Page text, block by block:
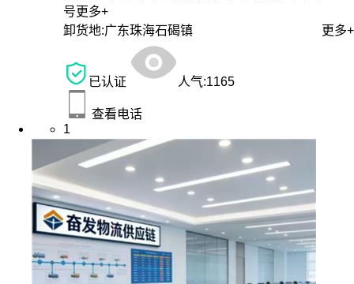
号更多+
卸货地:广东珠海石碣镇 更多+
已认证 人气:1165
查看电话
1